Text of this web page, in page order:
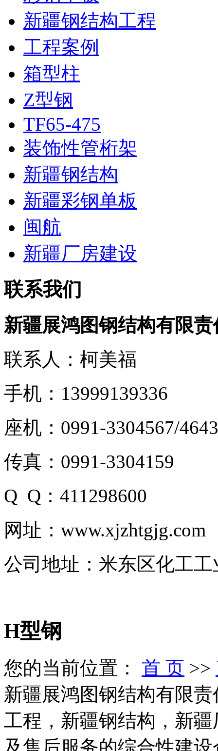
新疆钢结构工程
工程案例
箱型柱
Z型钢
TF65-475
装饰性管桁架
新疆钢结构
新疆彩钢单板
闽航
新疆厂房建设
联系我们
新疆展鸿图钢结构有限责
联系人：柯美福
手机：13999139336
座机：0991-3304567/
传真：0991-3304159
Q Q：411298600
网址：www.xjzhtgjg.com
公司地址：米东区化工
H型钢
您的当前位置： 首 页 >>
新疆展鸿图钢结构有限
工程，新疆钢结构，新
及售后服务的综合性建